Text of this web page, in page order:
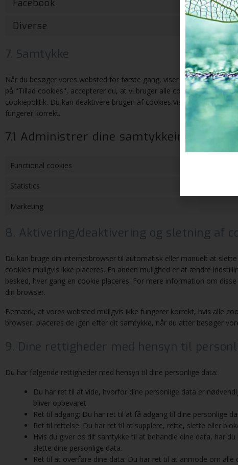
Facebook
Diverse
7. Samtykke
Når du besøger vores websted for første gang, viser vi dig en pop-
på "Tillad cookies", accepterer du, at vi bruger alle cookies og plug-
cookiepolitik. Du kan deaktivere brugen af ​​cookies via din browser,
fungerer korrekt.
7.1 Administrer dine samtykkeindstillinger
Functional cookies
Statistics
Marketing
8. Aktivering/deaktivering og sletning af
Du kan bruge din internetbrowser til automatisk eller manuelt at
cookies muligvis ikke placeres. En anden mulighed er at ændre
besked, hver gang en cookie placeres. For mere information om
din browser.
Bemærk, at vores websted muligvis ikke fungerer korrekt, hvis alle
browser, placeres de igen efter dit samtykke, når du atter besøger
9. Dine rettigheder med hensyn til
Du har følgende rettigheder med hensyn til dine personlige data:
Du har ret til at vide, hvorfor dine personlige data er
bliver opbevaret.
Ret til adgang: Du har ret til at få adgang til dine personlige
Ret til rettelse: Du har ret til at supplere, rette, slette eller
Hvis du giver os dit samtykke til at behandle dine data, har
slette dine personlige data.
Ret til at overføre dine data: Du har ret til at anmode om alle